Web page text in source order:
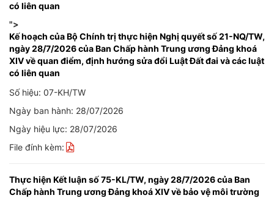
có liên quan
">
Kế hoạch của Bộ Chính trị thực hiện Nghị quyết số 21-NQ/TW,
ngày 28/7/2026 của Ban Chấp hành Trung ương Đảng khoá
XIV về quan điểm, định hướng sửa đổi Luật Đất đai và các luật
có liên quan
Số hiệu: 07-KH/TW
Ngày ban hành: 28/07/2026
Ngày hiệu lực: 28/07/2026
File đính kèm:
Thực hiện Kết luận số 75-KL/TW, ngày 28/7/2026 của Ban
Chấp hành Trung ương Đảng khoá XIV về bảo vệ môi trường